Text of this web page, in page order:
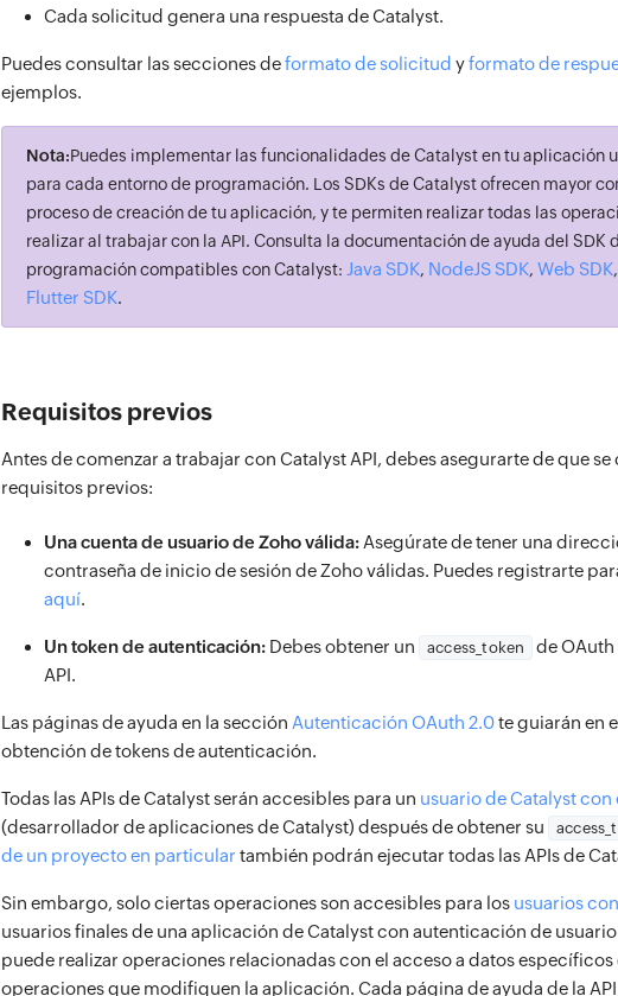
Cada solicitud genera una respuesta de Catalyst.
Puedes consultar las secciones deformato de solicitud yformato de
ejemplos.
Nota:Puedes implementar las funcionalidades de Catalyst en tu aplicación
para cada entorno de programación. Los SDKs de Catalyst ofrecen mayor
proceso de creación de tu aplicación, y te permiten realizar todas las
realizar al trabajar con la API. Consulta la documentación de ayuda del SDK
programación compatibles con Catalyst: Java SDK, NodeJS SDK, Web SDK,
Flutter SDK.
Requisitos previos
Antes de comenzar a trabajar con Catalyst API, debes asegurarte de que
requisitos previos:
Una cuenta de usuario de Zoho válida: Asegúrate de tener una
contraseña de inicio de sesión de Zoho válidas. Puedes registrarte
aquí.
Un token de autenticación: Debes obtener un access_token
de
API.
Las páginas de ayuda en la sección Autenticación OAuth 2.0te guiarán en
obtención de tokens de autenticación.
Todas las APIs de Catalyst serán accesibles para un usuario de Catalyst
(desarrollador de aplicaciones de Catalyst) después de obtener su
de un proyecto en particular también podrán ejecutar todas las APIs de
Sin embargo, solo ciertas operaciones son accesibles para los usuarios
usuarios finales de una aplicación de Catalyst con autenticación de
puede realizar operaciones relacionadas con el acceso a datos
operaciones que modifiquen la aplicación. Cada página de ayuda de la